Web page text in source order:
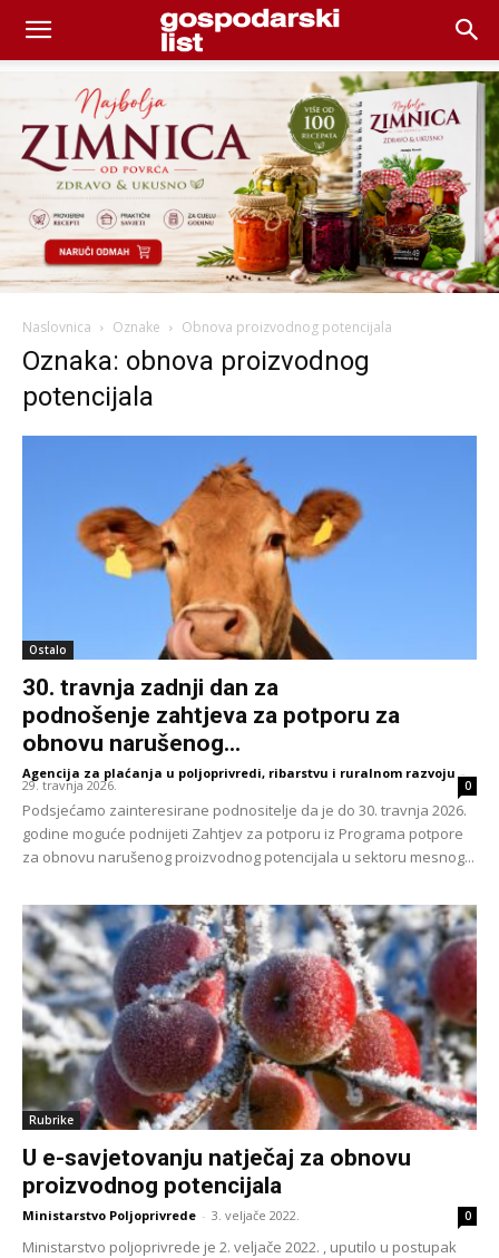
Naslovnica Oznake Obnova proizvodnog potencijala
Oznaka: obnova proizvodnog
potencijala
Ostalo
30. travnja zadnji dan za
podnošenje zahtjeva za potporu za
obnovu narušenog...
Agencija za plaćanja u poljoprivredi, ribarstvu i ruralnom razvoju -
29. travnja 2026. 0
Podsjećamo zainteresirane podnositelje da je do 30. travnja 2026.
godine moguće podnijeti Zahtjev za potporu iz Programa potpore
za obnovu narušenog proizvodnog potencijala u sektoru mesnog...
Rubrike
U e-savjetovanju natječaj za obnovu
proizvodnog potencijala
Ministarstvo Poljoprivrede - 3. veljače 2022. 0
Ministarstvo poljoprivrede je 2. veljače 2022. , uputilo u postupak